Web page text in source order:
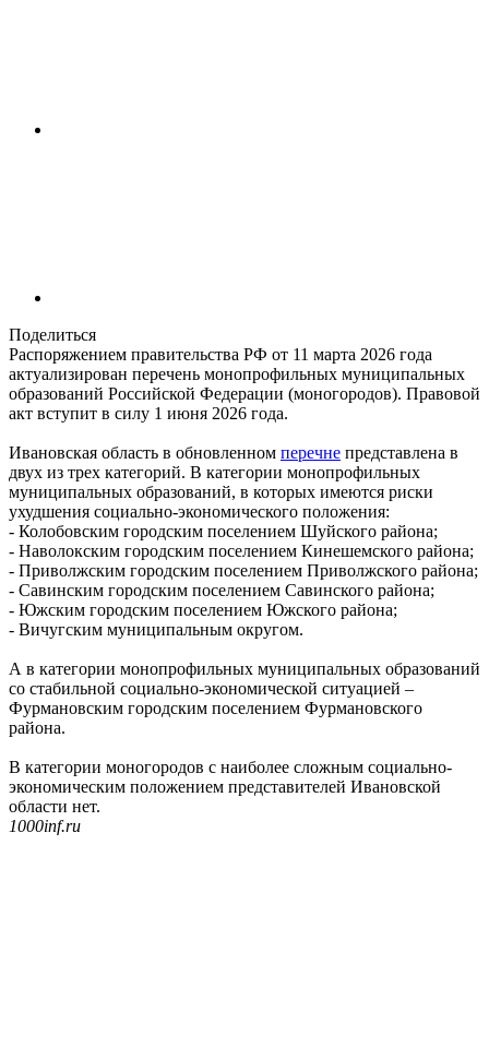
Поделиться
Распоряжением правительства РФ от 11 марта 2026 года
актуализирован перечень монопрофильных муниципальных
образований Российской Федерации (моногородов). Правовой
акт вступит в силу 1 июня 2026 года.
Ивановская область в обновленном перечне представлена в
двух из трех категорий. В категории монопрофильных
муниципальных образований, в которых имеются риски
ухудшения социально-экономического положения:
- Колобовским городским поселением Шуйского района;
- Наволокским городским поселением Кинешемского района;
- Приволжским городским поселением Приволжского района;
- Савинским городским поселением Савинского района;
- Южским городским поселением Южского района;
- Вичугским муниципальным округом.
А в категории монопрофильных муниципальных образований
со стабильной социально-экономической ситуацией –
Фурмановским городским поселением Фурмановского
района.
В категории моногородов с наиболее сложным социально-
экономическим положением представителей Ивановской
области нет.
1000inf.ru